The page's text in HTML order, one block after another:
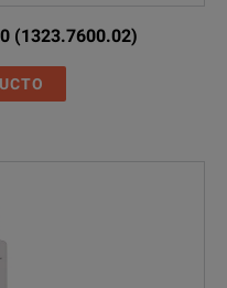
(1323.7600.02)